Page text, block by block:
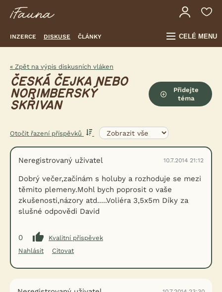
INZERCE DISKUSE ČLÁNKY CELÉ MENU
« Zpět na výpis diskusních vláken
ČESKÁ ČEJKA NEBO
NORIMBERSKÝ
SKŘIVAN
Přidejte
téma
Otočit řazení příspěvků
Neregistrovaný uživatel 10.7.2014 21:12
Dobrý večer,začínám s holuby a rozhoduje se mezi
těmito plemeny.Mohl bych poprosit o vaše
zkušenosti,názory atd.....Voliéra 3,5x5m Díky za
slušné odpovědi David
0
Kvalitní příspěvek
Nahlásit
Citovat